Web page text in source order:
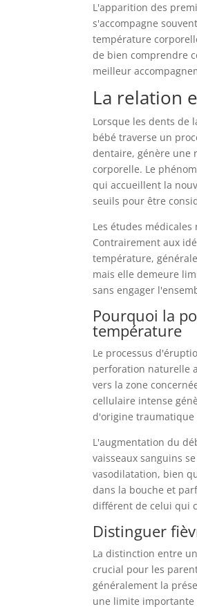
L'apparition des
s'accompagne
température
de bien comprendre
meilleur
La relation
Lorsque les dents de
bébé traverse un
dentaire, génère une
corporelle. Le
qui accueillent la
seuils pour être
Les études
Contrairement aux
température,
mais elle demeure
sans engager
Pourquoi la
température
Le processus
perforation naturelle
vers la zone
cellulaire intense
d'origine traumatique
L'augmentation du
vaisseaux sanguins
vasodilatation, bien
dans la bouche et
différent de celui qui
Distinguer
La distinction entre
crucial pour les
généralement la
une limite importante